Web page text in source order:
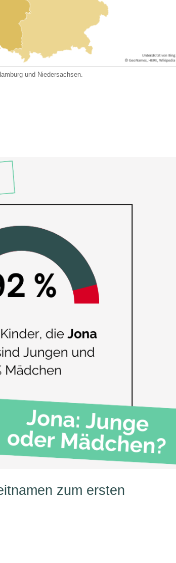
und Niedersachsen.
zum ersten